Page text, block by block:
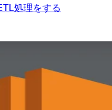
処理をする